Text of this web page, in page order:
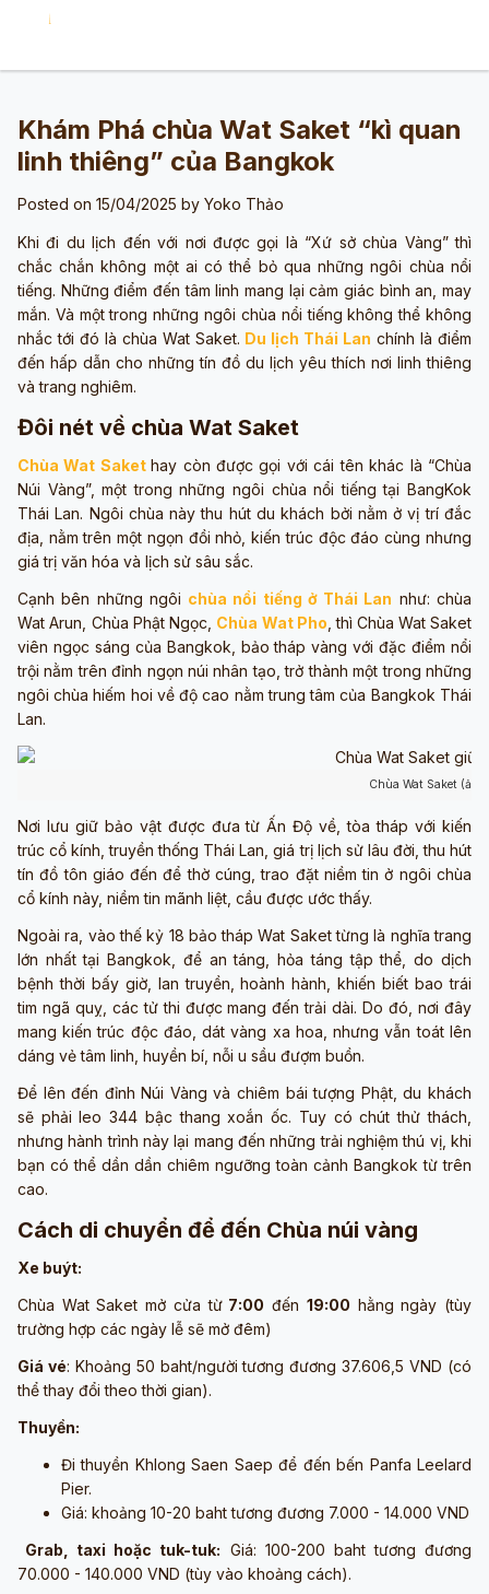
Khám Phá chùa Wat Saket “kì quan
linh thiêng” của Bangkok
Posted on 15/04/2025 by Yoko Thảo
Khi đi du lịch đến với nơi được gọi là “Xứ sở chùa Vàng” thì
chắc chắn không một ai có thể bỏ qua những ngôi chùa nổi
tiếng. Những điểm đến tâm linh mang lại cảm giác bình an, may
mắn. Và một trong những ngôi chùa nổi tiếng không thể không
nhắc tới đó là chùa Wat Saket. Du lịch Thái Lan chính là điểm
đến hấp dẫn cho những tín đồ du lịch yêu thích nơi linh thiêng
và trang nghiêm.
Đôi nét về chùa Wat Saket
Chùa Wat Saket hay còn được gọi với cái tên khác là “Chùa
Núi Vàng”, một trong những ngôi chùa nổi tiếng tại BangKok
Thái Lan. Ngôi chùa này thu hút du khách bởi nằm ở vị trí đắc
địa, nằm trên một ngọn đồi nhỏ, kiến trúc độc đáo cùng nhưng
giá trị văn hóa và lịch sử sâu sắc.
Cạnh bên những ngôi chùa nổi tiếng ở Thái Lan như: chùa
Wat Arun, Chùa Phật Ngọc, Chùa Wat Pho , thì Chùa Wat Saket
viên ngọc sáng của Bangkok, bảo tháp vàng với đặc điểm nổi
trội nằm trên đỉnh ngọn núi nhân tạo, trở thành một trong những
ngôi chùa hiếm hoi về độ cao nằm trung tâm của Bangkok Thái
Lan.
Chùa Wat Saket
Nơi lưu giữ bảo vật được đưa từ Ấn Độ về, tòa tháp với kiến
trúc cổ kính, truyền thống Thái Lan, giá trị lịch sử lâu đời, thu hút
tín đồ tôn giáo đến để thờ cúng, trao đặt niềm tin ở ngôi chùa
cổ kính này, niềm tin mãnh liệt, cầu được ước thấy.
Ngoài ra, vào thế kỷ 18 bảo tháp Wat Saket từng là nghĩa trang
lớn nhất tại Bangkok, để an táng, hỏa táng tập thể, do dịch
bệnh thời bấy giờ, lan truyền, hoành hành, khiến biết bao trái
tim ngã quỵ, các tử thi được mang đến trải dài. Do đó, nơi đây
mang kiến trúc độc đáo, dát vàng xa hoa, nhưng vẫn toát lên
dáng vẻ tâm linh, huyền bí, nỗi u sầu đượm buồn.
Để lên đến đỉnh Núi Vàng và chiêm bái tượng Phật, du khách
sẽ phải leo 344 bậc thang xoắn ốc. Tuy có chút thử thách,
nhưng hành trình này lại mang đến những trải nghiệm thú vị, khi
bạn có thể dần dần chiêm ngưỡng toàn cảnh Bangkok từ trên
cao.
Cách di chuyển để đến Chùa núi vàng
Xe buýt:
Chùa Wat Saket mở cửa từ7:00 đến 19:00 hằng ngày (tùy
trường hợp các ngày lễ sẽ mở đêm)
Giá vé: Khoảng 50 baht/người tương đương 37.606,5 VND (có
thể thay đổi theo thời gian).
Thuyền:
Đi thuyền Khlong Saen Saep để đến bến Panfa Leelard
Pier.
Giá: khoảng 10-20 baht tương đương 7.000 - 14.000 VND
Grab, taxi hoặc tuk-tuk: Giá: 100-200 baht tương đương
70.000 - 140.000 VND (tùy vào khoảng cách).